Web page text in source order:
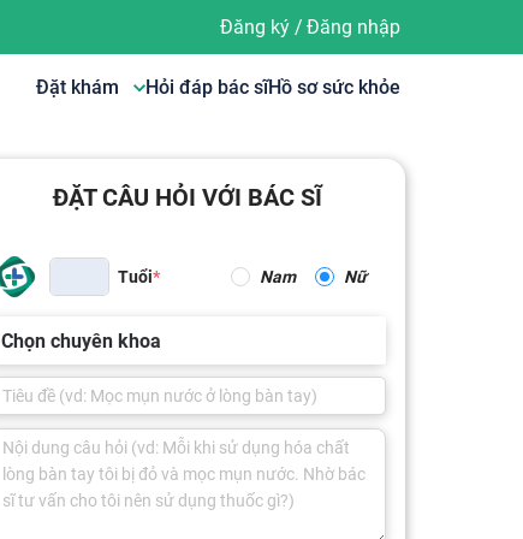
Đăng ký/ Đăng nhập
Đặt khám Hỏi đáp bác sĩHồ sơ sức khỏe
ĐẶT CÂU HỎI VỚI BÁC SĨ
Tuổi Nam Nữ
Chọn chuyên khoa